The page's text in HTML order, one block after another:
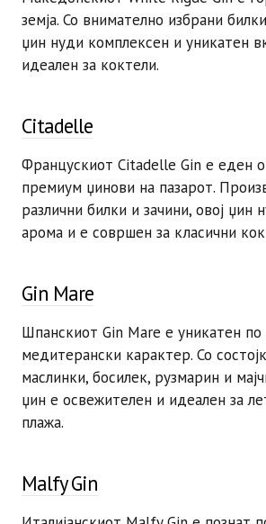
земја. Со внимателно избрани
џин нуди комплексен и уникатен
идеален за коктели.
Citadelle
Францускиот Citadelle Gin е еден
премиум џинови на пазарот.
различни билки и зачини, овој џин
арома и е совршен за класични
Gin Mare
Шпанскиот Gin Mare е уникатен по
медитерански карактер. Со
маслинки, босилек, рузмарин и
џин е освежителен и идеален за
плажа.
Malfy Gin